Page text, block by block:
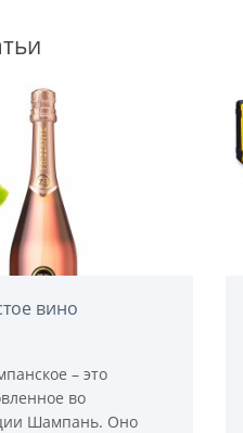
вино
– это
во
Шампань. Оно